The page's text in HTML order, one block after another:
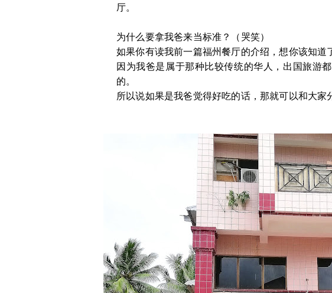
厅。
为什么要拿我爸来当标准？（哭笑）
如果你有读我前一篇福州餐厅的介绍，想你该知道
因为我爸是属于那种比较传统的华人，出国旅游
的。
所以说如果是我爸觉得好吃的话，那就可以和大家